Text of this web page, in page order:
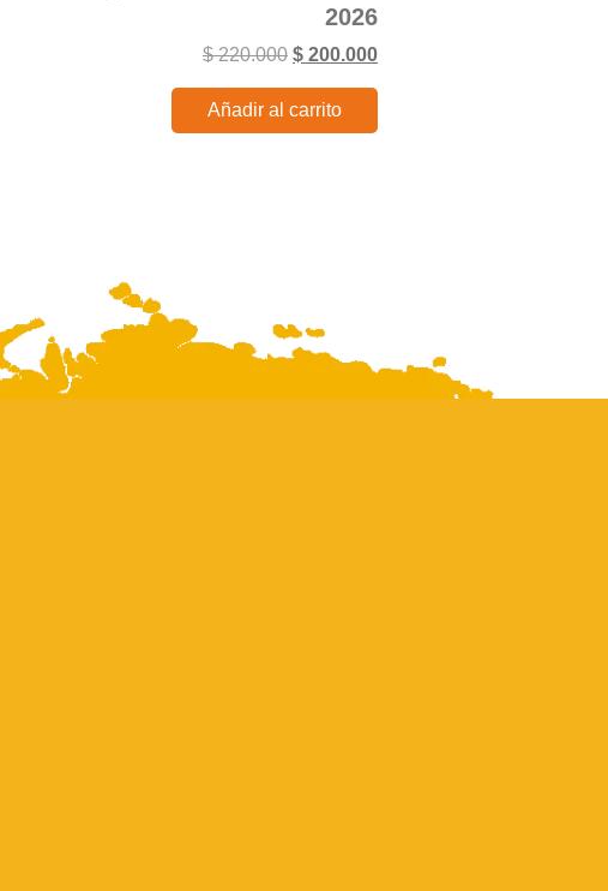
2026
$220.000 $ 200.000
Añadir al carrito